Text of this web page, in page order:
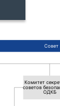
Совет
Комитет
советов
ОДКБ